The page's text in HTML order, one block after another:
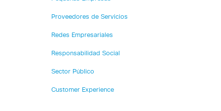
Proveedores de Servicios
Redes Empresariales
Responsabilidad Social
Sector Público
Customer Experience